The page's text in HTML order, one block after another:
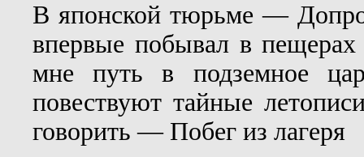
В японской тюрьме —
впервые побывал в
мне путь в подземное
повествуют тайные
говорить — Побег из лагеря